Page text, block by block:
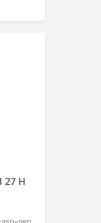
27 Н